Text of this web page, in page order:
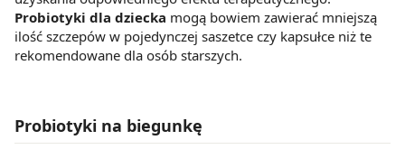
Probiotyki dla dziecka mogą bowiem zawierać mniejszą
ilość szczepów w pojedynczej saszetce czy kapsułce niż te
rekomendowane dla osób starszych.
Probiotyki na biegunkę